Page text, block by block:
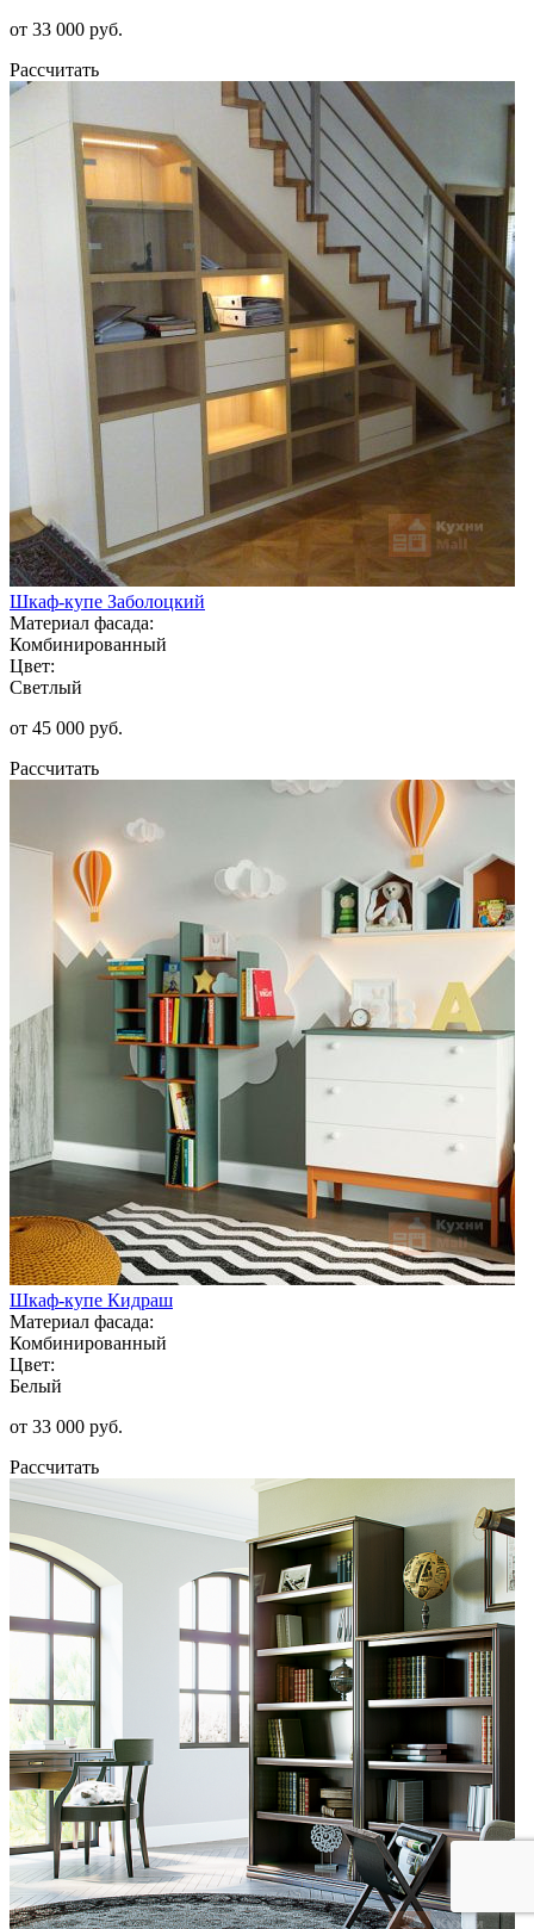
от 33 000 руб.
Рассчитать
Шкаф-купе Заболоцкий
Материал фасада:
Комбинированный
Цвет:
Светлый
от 45 000 руб.
Рассчитать
Шкаф-купе Кидраш
Материал фасада:
Комбинированный
Цвет:
Белый
от 33 000 руб.
Рассчитать